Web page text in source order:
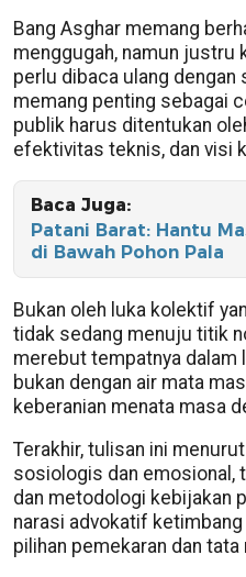
Bang Asghar memang
menggugah, namun justru
perlu dibaca ulang
memang penting sebagai
publik harus ditentukan
efektivitas teknis, dan visi
Baca Juga:
Patani Barat: Hantu
di Bawah Pohon Pala
Bukan oleh luka kolektif
tidak sedang menuju titik
merebut tempatnya dalam
bukan dengan air mata
keberanian menata masa
Terakhir, tulisan ini
sosiologis dan emosional,
dan metodologi kebijakan
narasi advokatif
pilihan pemekaran dan tata